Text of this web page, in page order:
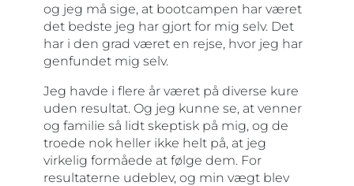
og jeg må sige, at bootcampen har været
det bedste jeg har gjort for mig selv. Det
har i den grad været en rejse, hvor jeg har
genfundet mig selv.
Jeg havde i flere år været på diverse kure
uden resultat. Og jeg kunne se, at venner
og familie så lidt skeptisk på mig, og de
troede nok heller ikke helt på, at jeg
virkelig formåede at følge dem. For
resultaterne udeblev, og min vægt blev